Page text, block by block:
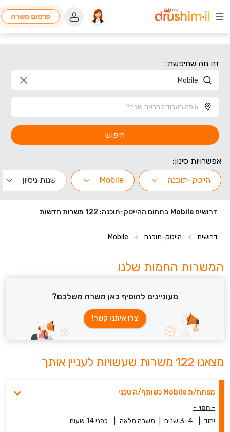
פרסום משרה
זה מה שחיפשת:
חיפוש
אפשרויות סינון:
הייטק-תוכנה
Mobile שנות ניסיון
דרושים Mobile בתחום ההייטק-תוכנה: 122 משרות חדשות
דרושים > הייטק-תוכנה >
Mobile
המשרות החמות שלנו
מעוניינים להוסיף כאן משרה משלכם?
צרו איתנו קשר!
מצאנו 122 משרות שעשויות לעניין אותך
מפתח/ת Mobile כשותף/ה טכני
- חסוי -
יהוד 3-4 שנים משרה מלאה לפני 14 שעות